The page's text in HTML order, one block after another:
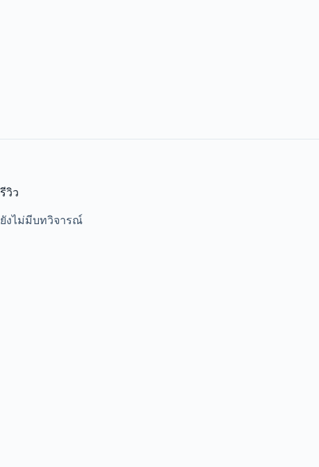
รีวิว
ยังไม่มีบทวิจารณ์